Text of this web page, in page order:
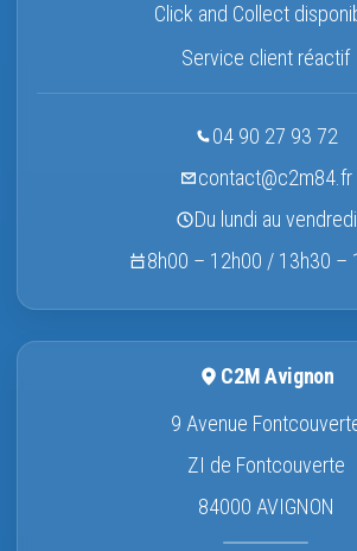
Click and Collect
Service client réactif
04 90 27 93 72
contact@c2m84.fr
Du lundi au vendredi
8h00 – 12h00 / 13h30 –
C2M Avignon
9 Avenue
ZI de Fontcouverte
84000 AVIGNON